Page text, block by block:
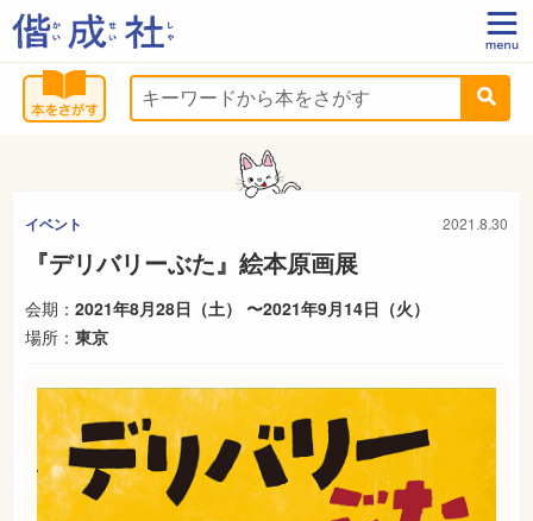
イベント 2021.8.30
『デリバリーぶた』絵本原画展
会期： 2021年8月28日（土） 〜2021年9月14日（火）
場所： 東京